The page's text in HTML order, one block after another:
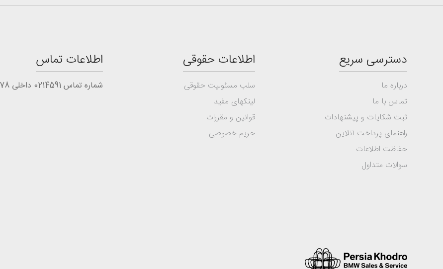
دسترسی سریع
درباره ما
تماس با ما
ثبت شکایات و پیشنهادات
راهنمای پرداخت آنلاین
حفاظت اطلاعات
سوالات متداول
اطلاعات حقوقی
سلب مسئولیت حقوقی
لینکهای مفید
قوانین و مقررات
حریم خصوصی
اطلاعات تماس
شماره تماس 0214591 داخلی 1478